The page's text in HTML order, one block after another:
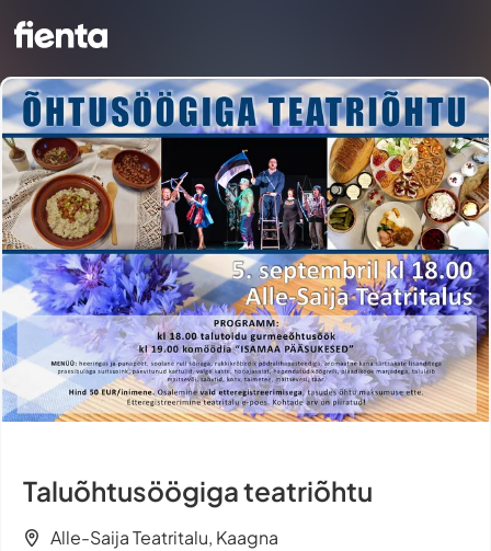
Taluõhtusöögiga teatriõhtu
Alle-Saija Teatritalu, Kaagna